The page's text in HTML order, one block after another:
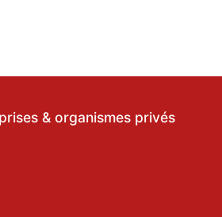
& organismes privés